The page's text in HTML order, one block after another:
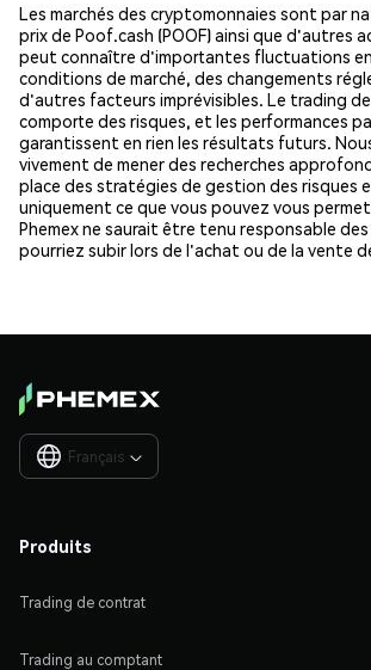
Les marchés des cryptomonnaies sont par
prix de Poof.cash (POOF) ainsi que d'autres
peut connaître d'importantes fluctuations
conditions de marché, des changements
d'autres facteurs imprévisibles. Le trading
comporte des risques, et les performances
garantissent en rien les résultats futurs.
vivement de mener des recherches
place des stratégies de gestion des risques
uniquement ce que vous pouvez vous
Phemex ne saurait être tenu responsable
pourriez subir lors de l'achat ou de la vente
Français 
Produits
Trading de contrat
Trading au comptant